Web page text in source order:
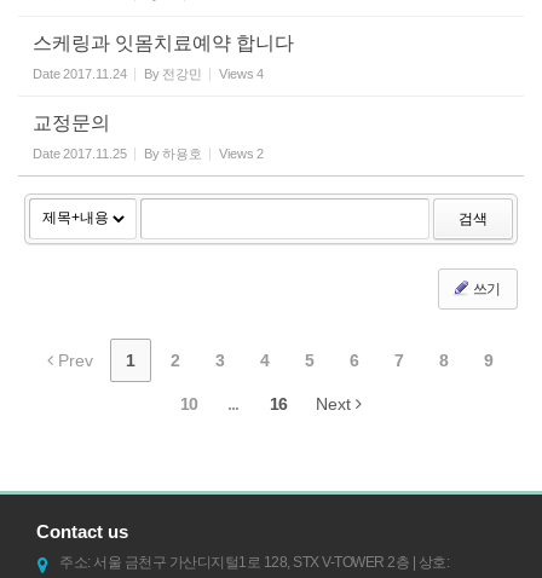
스케링과 잇몸치료예약 합니다
Date2017.11.24 By 전강민 Views 4
교정문의
Date2017.11.25 By하용호 Views 2
검색
쓰기
Prev 1 2 3 4 5 6 7 8 9
10 ... 16 Next
Contact us
주소: 서울 금천구 가산디지털1로 128, STX V-TOWER 2층 | 상호: